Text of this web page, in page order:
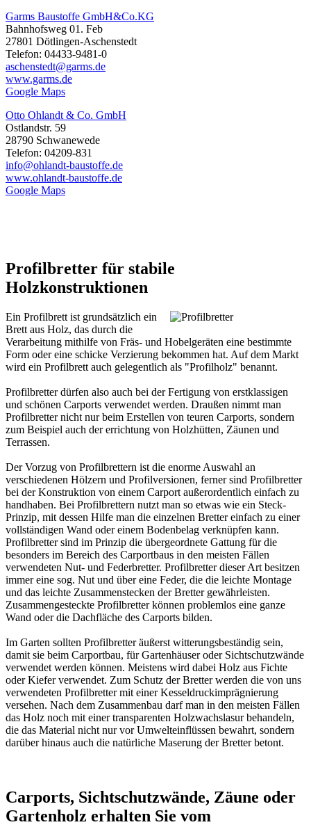
Garms Baustoffe GmbH&Co.KG
Bahnhofsweg 01. Feb
27801 Dötlingen-Aschenstedt
Telefon: 04433-9481-0
aschenstedt@garms.de
www.garms.de
Google Maps
Otto Ohlandt & Co. GmbH
Ostlandstr. 59
28790 Schwanewede
Telefon: 04209-831
info@ohlandt-baustoffe.de
www.ohlandt-baustoffe.de
Google Maps
Profilbretter für stabile
Holzkonstruktionen
Ein Profilbrett ist grundsätzlich ein
Brett aus Holz, das durch die
Verarbeitung mithilfe von Fräs- und Hobelgeräten eine bestimmte
Form oder eine schicke Verzierung bekommen hat. Auf dem Markt
wird ein Profilbrett auch gelegentlich als "Profilholz" benannt.
Profilbretter dürfen also auch bei der Fertigung von erstklassigen
und schönen Carports verwendet werden. Draußen nimmt man
Profilbretter nicht nur beim Erstellen von teuren Carports, sondern
zum Beispiel auch der errichtung von Holzhütten, Zäunen und
Terrassen.
Der Vorzug von Profilbrettern ist die enorme Auswahl an
verschiedenen Hölzern und Profilversionen, ferner sind Profilbretter
bei der Konstruktion von einem Carport außerordentlich einfach zu
handhaben. Bei Profilbrettern nutzt man so etwas wie ein Steck-
Prinzip, mit dessen Hilfe man die einzelnen Bretter einfach zu einer
vollständigen Wand oder einem Bodenbelag verknüpfen kann.
Profilbretter sind im Prinzip die übergeordnete Gattung für die
besonders im Bereich des Carportbaus in den meisten Fällen
verwendeten Nut- und Federbretter. Profilbretter dieser Art besitzen
immer eine sog. Nut und über eine Feder, die die leichte Montage
und das leichte Zusammenstecken der Bretter gewährleisten.
Zusammengesteckte Profilbretter können problemlos eine ganze
Wand oder die Dachfläche des Carports bilden.
Im Garten sollten Profilbretter äußerst witterungsbeständig sein,
damit sie beim Carportbau, für Gartenhäuser oder Sichtschutzwände
verwendet werden können. Meistens wird dabei Holz aus Fichte
oder Kiefer verwendet. Zum Schutz der Bretter werden die von uns
verwendeten Profilbretter mit einerKesseldruckimprägnierung
versehen. Nach dem Zusammenbau darf man in den meisten Fällen
das Holz noch mit einer transparenten Holzwachslasur behandeln,
die das Material nicht nur vor Umwelteinflüssen bewahrt, sondern
darüber hinaus auch die natürliche Maserung der Bretter betont.
Carports, Sichtschutzwände, Zäune oder
Gartenholz erhalten Sie vom